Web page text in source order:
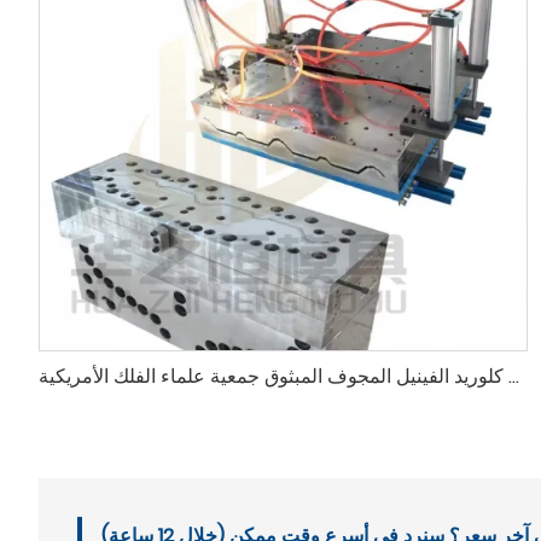
قوالب تسقيف مموجة من بلاط بولي كلوريد الفينيل المجوف المبثوق جمعية علماء الفلك الأمريكية (ASA) عالية الدقة ومقاومة للأشعة فوق البنفسجية وأداء طويل الأمد